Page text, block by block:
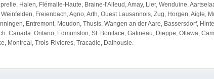
Halen, Flémalle-Haute, Braine-l'Alleud, Amay, Lier, Wenduine,
Freienbach, Agno, Arth, Ouest Lausannois, Zug, Horgen, Aigle,
Entremont, Moudon, Thusis, Wangen an der Aare, Bassersdorf,
Canada: Ontario, Edmunston, St. Boniface, Gatineau, Dieppe, Ottawa,
Montreal, Trois-Rivieres, Tracadie, Dalhousie.